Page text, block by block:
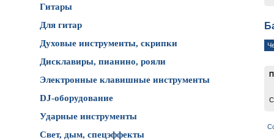
Гитары
Для гитар
Духовые инструменты, скрипки
Дисклавиры, пианино, рояли
Электронные клавишные инструменты
DJ-оборудование
Ударные инструменты
Свет, дым, спецэффекты